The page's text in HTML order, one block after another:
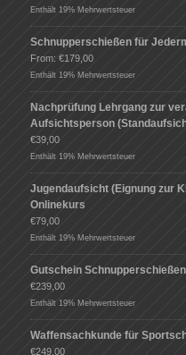
Enthält 19% Mehrwertsteuer
Schnupperschießen für
From: €179,00
Enthält 19% Mehrwertsteuer
Nachprüfung Lehrgang zur
Aufsichtsperson
€39,00
Enthält 19% Mehrwertsteuer
Jugendaufsicht (Eignung zur
Onlinekurs
€79,00
Enthält 19% Mehrwertsteuer
Gutschein
€239,00
Enthält 19% Mehrwertsteuer
Waffensachkunde für
€249,00